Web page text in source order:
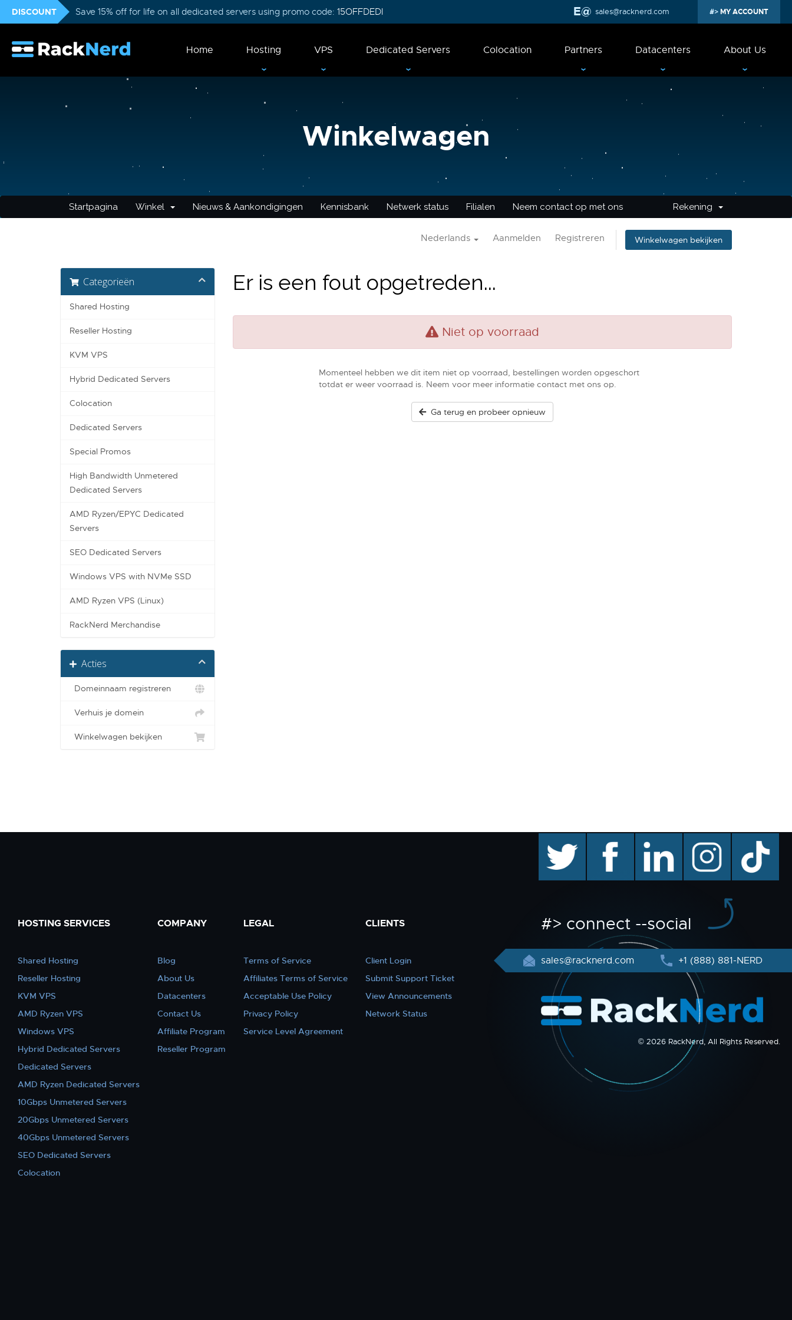
DISCOUNT Save 15% off for life on all dedicated servers using promo code: 15OFFDEDI sales@racknerd.com MY ACCOUNT
Home Hosting VPS Dedicated Servers Colocation Partners Datacenters About Us
Winkelwagen
Startpagina Winkel Nieuws & Aankondigingen Kennisbank Netwerk status Filialen Neem contact op met ons Rekening
Nederlands Aanmelden Registreren Winkelwagen bekijken
Categorieën
Shared Hosting
Reseller Hosting
KVM VPS
Hybrid Dedicated Servers
Colocation
Dedicated Servers
Special Promos
High Bandwidth Unmetered
Dedicated Servers
AMD Ryzen/EPYC Dedicated
Servers
SEO Dedicated Servers
Windows VPS with NVMe SSD
AMD Ryzen VPS (Linux)
RackNerd Merchandise
Acties
Domeinnaam registreren
Verhuis je domein
Winkelwagen bekijken
Er is een fout opgetreden...
Niet op voorraad
Momenteel hebben we dit item niet op voorraad, bestellingen worden opgeschort
totdat er weer voorraad is. Neem voor meer informatie contact met ons op.
Ga terug en probeer opnieuw
HOSTING SERVICES
Shared Hosting
Reseller Hosting
KVM VPS
AMD Ryzen VPS
Windows VPS
Hybrid Dedicated Servers
Dedicated Servers
AMD Ryzen Dedicated Servers
10Gbps Unmetered Servers
20Gbps Unmetered Servers
40Gbps Unmetered Servers
SEO Dedicated Servers
Colocation
COMPANY
Blog
About Us
Datacenters
Contact Us
Affiliate Program
Reseller Program
LEGAL
Terms of Service
Affiliates Terms of Service
Acceptable Use Policy
Privacy Policy
Service Level Agreement
CLIENTS
Client Login
Submit Support Ticket
View Announcements
Network Status
facebook linkedin instagram TikTok
#> connect --social
sales@racknerd.com +1 (888) 881-NERD
© 2026 RackNerd, All Rights Reserved.